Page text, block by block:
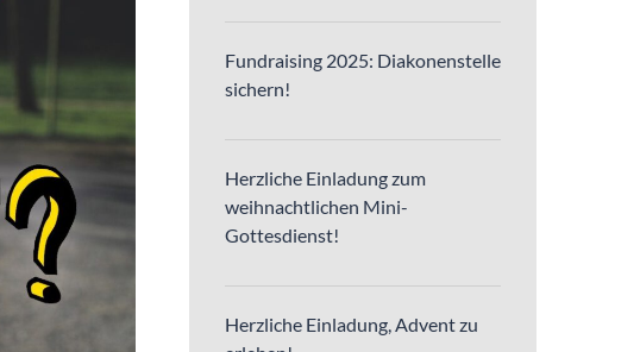
Fundraising 2025: Diakonenstelle
sichern!
Herzliche Einladung zum
weihnachtlichen Mini-
Gottesdienst!
Herzliche Einladung, Advent zu